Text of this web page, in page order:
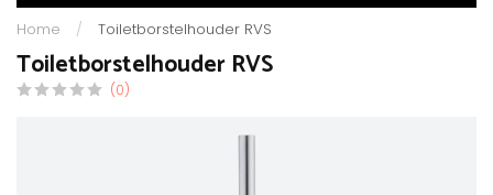
Home / Toiletborstelhouder RVS
Toiletborstelhouder RVS
(0)